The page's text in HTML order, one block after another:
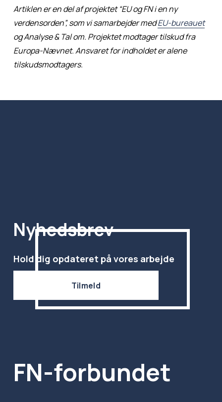
Artiklen er en del af projektet “EU og FN i en ny
verdensorden”, som vi samarbejder med EU-bureauet
og Analyse & Tal om. Projektet modtager tilskud fra
Europa-Nævnet. Ansvaret for indholdet er alene
tilskudsmodtagers.
Nyhedsbrev
Hold dig opdateret på vores arbejde
Tilmeld
FN-forbundet